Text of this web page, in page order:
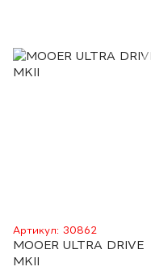
Артикул: 30862
MOOER ULTRA DRIVE
MKII